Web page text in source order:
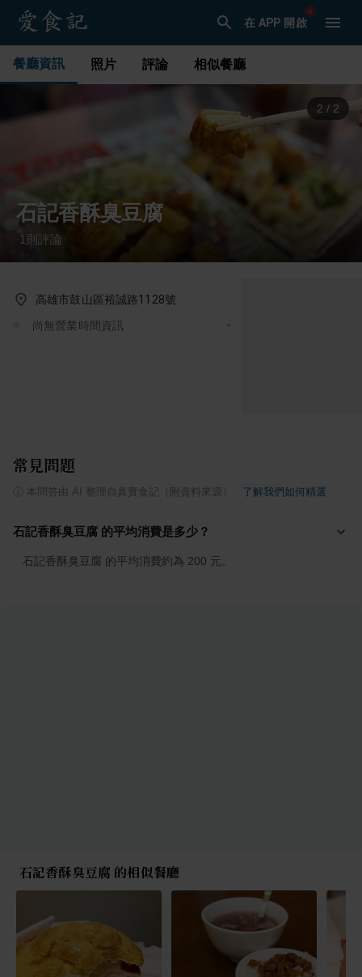
在 APP 開啟
餐廳資訊 照片 評論 相似餐廳
2 / 2
石記香酥臭豆腐
1 則評論
高雄市鼓山區裕誠路1128號
尚無營業時間資訊
常見問題
本問答由 AI 整理自真實食記（附資料來源） 了解我們如何精選
石記香酥臭豆腐 的平均消費是多少？
石記香酥臭豆腐 的平均消費約為 200 元。
石記香酥臭豆腐 的相似餐廳